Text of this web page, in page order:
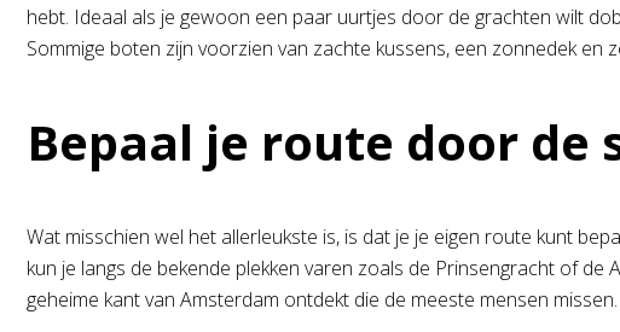
hebt. Ideaal als je gewoon een paar uurtjes door de grachten wilt
Sommige boten zijn voorzien van zachte kussens, een zonnedek
Bepaal je route door de
Wat misschien wel het allerleukste is, is dat je je eigen route kunt
kun je langs de bekende plekken varen zoals de Prinsengracht of
geheime kant van Amsterdam ontdekt die de meeste mensen missen.